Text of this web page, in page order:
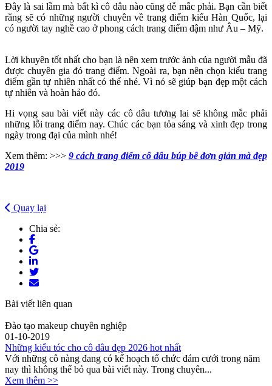
Đây là sai lầm mà bất kì cô dâu nào cũng dễ mắc phải. Bạn cần biết
rằng sẽ có những người chuyên về trang điểm kiểu Hàn Quốc, lại
có người tay nghề cao ở phong cách trang điểm đậm như Âu – Mỹ.
Lời khuyên tốt nhất cho bạn là nên xem trước ảnh của người mẫu đã
được chuyên gia đó trang điểm. Ngoài ra, bạn nên chọn kiểu trang
điểm gần tự nhiên nhất có thể nhé. Vì nó sẽ giúp bạn đẹp một cách
tự nhiên và hoàn hảo đó.
Hi vọng sau bài viết này các cô dâu tương lai sẽ không mắc phải
những lỗi trang điểm nay. Chúc các bạn tỏa sáng và xinh đẹp trong
ngày trong đại của mình nhé!
Xem thêm: >>> 9 cách trang điểm cô dâu búp bê đơn giản mà đẹp
2019
Quay lại
Chia sẻ:
Bài viết liên quan
Đào tạo makeup chuyên nghiệp
01-10-2019
Những kiểu tóc cho cô dâu đẹp 2026 hot nhất
Với những cô nàng đang có kế hoạch tổ chức đám cưới trong năm
nay thì không thể bỏ qua bài viết này. Trong chuyên...
Xem thêm >>